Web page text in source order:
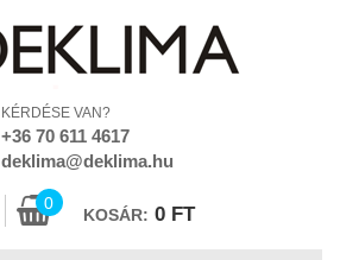
KÉRDÉSE VAN?
+36 70 611 4617
deklima@deklima.hu
0
KOSÁR: 0 FT